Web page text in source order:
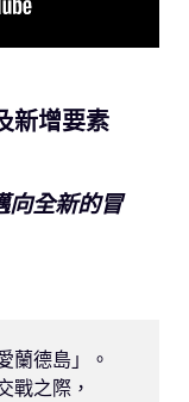
新增要素
向全新的冒
蘭德島」。
戰之際，